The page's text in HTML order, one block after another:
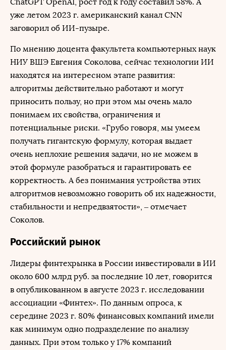
уже летом 2023 г. американский канал CNN
заговорил об ИИ-пузыре.
По мнению доцента факультета компьютерных наук
НИУ ВШЭ Евгения Соколова, сейчас технологии ИИ
находятся на интересном этапе развития:
алгоритмы действительно работают и могут
приносить пользу, но при этом мы очень мало
понимаем их свойства, ограничения и
потенциальные риски. «Грубо говоря, мы умеем
получать гигантскую формулу, которая выдает
очень неплохие решения задачи, но не можем в
этой формуле разобраться и гарантировать ее
корректность. А без понимания устройства этих
алгоритмов невозможно говорить об их надежности,
стабильности и непредвзятости», – отмечает
Соколов.
Российский рынок
Лидеры финтехрынка в России инвестировали в ИИ
около 600 млрд руб. за последние 10 лет, говорится
в опубликованном в августе 2023 г. исследовании
ассоциации «Финтех». По данным опроса, к
середине 2023 г. 80% финансовых компаний имели
как минимум одно подразделение по анализу
данных. При этом только у 17% компаний